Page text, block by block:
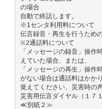
の場合
自動で終話します。
※1センタ利用料について
伝言録音・再生を行うため
※2通話料について
「メッセージの録音」操作
えていた場合、または、
「メッセージの再生」操作
がない場合は通話料はかか
覚えてください、災害時の
災害用伝言ダイヤル（１７１
≪別紙２≫